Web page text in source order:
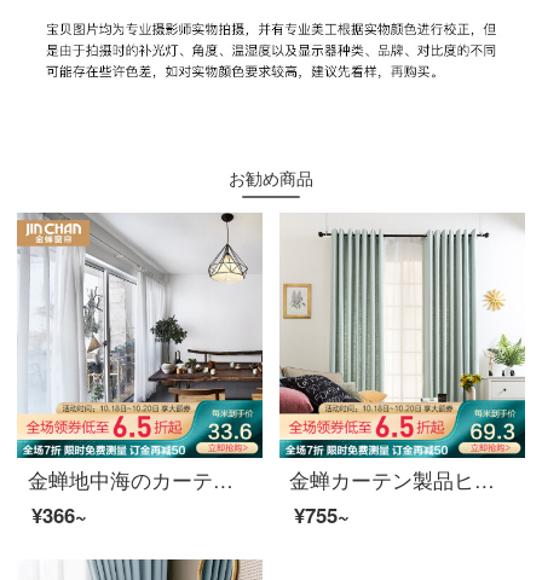
お勧め商品
金蝉地中海のカーテンの完成品は簡単で、現代の色の織物は客間の寝室の遮光のカーテンをつなぎ合わせて布を注文してテリレンの白い紗の1メートルの材料の価格を注文することができます（ホック加工）は何メートルを撮影しますか？
¥366~
金蝉カーテン製品ヒマワリ純色の色織遮光カーテンリビングルームのカーテン布525-16青い緑の布の1メートルの材料価格（無料フック/穴あけ加工）は何メートルの撮影が必要ですか？
¥755~